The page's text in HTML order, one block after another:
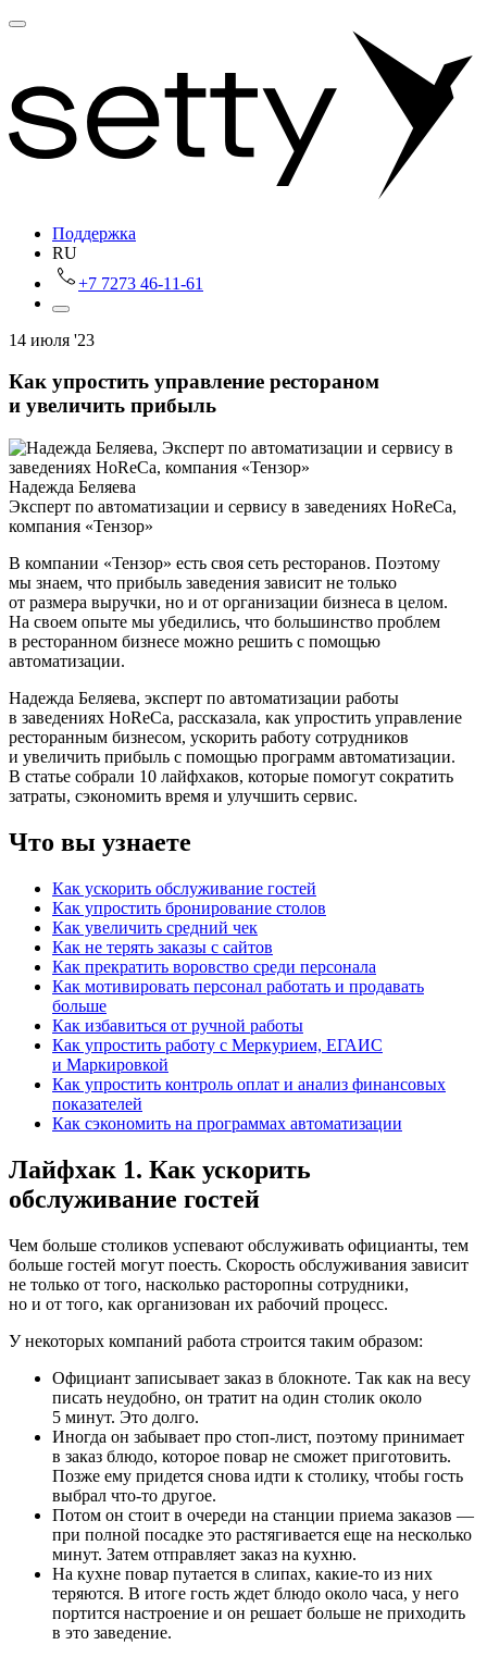
Поддержка
RU
+7 7273 46-11-61
14 июля '23
Как упростить управление рестораном
и увеличить прибыль
Надежда Беляева
Эксперт по автоматизации и сервису в заведениях HoReCa,
компания «Тензор»
В компании «Тензор» есть своя сеть ресторанов. Поэтому
мы знаем, что прибыль заведения зависит не только
от размера выручки, но и от организации бизнеса в целом.
На своем опыте мы убедились, что большинство проблем
в ресторанном бизнесе можно решить с помощью
автоматизации.
Надежда Беляева, эксперт по автоматизации работы
в заведениях HoReCa, рассказала, как упростить управление
ресторанным бизнесом, ускорить работу сотрудников
и увеличить прибыль с помощью программ автоматизации.
В статье собрали 10 лайфхаков, которые помогут сократить
затраты, сэкономить время и улучшить сервис.
Что вы узнаете
Как ускорить обслуживание гостей
Как упростить бронирование столов
Как увеличить средний чек
Как не терять заказы с сайтов
Как прекратить воровство среди персонала
Как мотивировать персонал работать и продавать
больше
Как избавиться от ручной работы
Как упростить работу с Меркурием, ЕГАИС
и Маркировкой
Как упростить контроль оплат и анализ финансовых
показателей
Как сэкономить на программах автоматизации
Лайфхак 1. Как ускорить
обслуживание гостей
Чем больше столиков успевают обслуживать официанты, тем
больше гостей могут поесть. Скорость обслуживания зависит
не только от того, насколько расторопны сотрудники,
но и от того, как организован их рабочий процесс.
У некоторых компаний работа строится таким образом:
Официант записывает заказ в блокноте. Так как на весу
писать неудобно, он тратит на один столик около
5 минут. Это долго.
Иногда он забывает про стоп‑лист, поэтому принимает
в заказ блюдо, которое повар не сможет приготовить.
Позже ему придется снова идти к столику, чтобы гость
выбрал что‑то другое.
Потом он стоит в очереди на станции приема заказов —
при полной посадке это растягивается еще на несколько
минут. Затем отправляет заказ на кухню.
На кухне повар путается в слипах, какие‑то из них
теряются. В итоге гость ждет блюдо около часа, у него
портится настроение и он решает больше не приходить
в это заведение.